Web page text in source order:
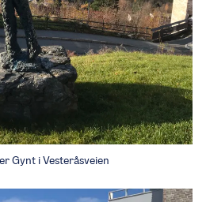
Gynt i Vesteråsveien